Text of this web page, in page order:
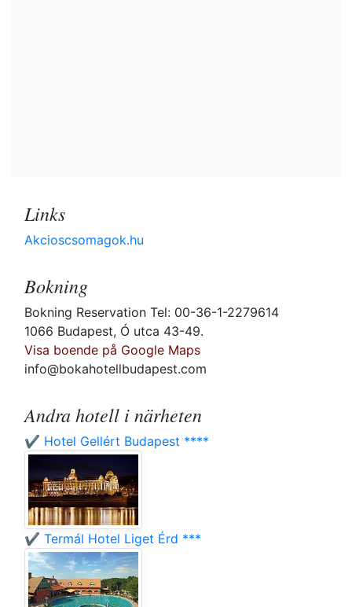
Links
Akcioscsomagok.hu
Bokning
Bokning Reservation Tel: 00-36-1-2279614
1066 Budapest, Ó utca 43-49.
Visa boende på Google Maps
info@bokahotellbudapest.com
Andra hotell i närheten
✔️ Hotel Gellért Budapest ****
✔️ Termál Hotel Liget Érd ***